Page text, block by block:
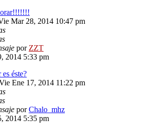
Mar 28, 2014 10:47 pm
por ZZT
2014 5:33 pm
éste?
Ene 17, 2014 11:22 pm
porChalo_mhz
2014 5:35 pm